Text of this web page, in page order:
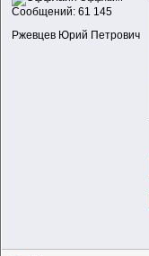
Сообщений: 61 145
Ржевцев Юрий Петрович